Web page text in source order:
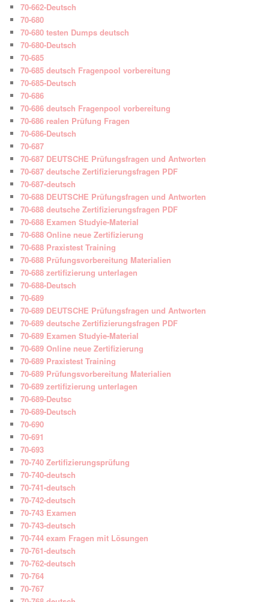
70-662-Deutsch
70-680
70-680 testen Dumps deutsch
70-680-Deutsch
70-685
70-685 deutsch Fragenpool vorbereitung
70-685-Deutsch
70-686
70-686 deutsch Fragenpool vorbereitung
70-686 realen Prüfung Fragen
70-686-Deutsch
70-687
70-687 DEUTSCHE Prüfungsfragen und Antworten
70-687 deutsche Zertifizierungsfragen PDF
70-687-deutsch
70-688 DEUTSCHE Prüfungsfragen und Antworten
70-688 deutsche Zertifizierungsfragen PDF
70-688 Examen Studyie-Material
70-688 Online neue Zertifizierung
70-688 Praxistest Training
70-688 Prüfungsvorbereitung Materialien
70-688 zertifizierung unterlagen
70-688-Deutsch
70-689
70-689 DEUTSCHE Prüfungsfragen und Antworten
70-689 deutsche Zertifizierungsfragen PDF
70-689 Examen Studyie-Material
70-689 Online neue Zertifizierung
70-689 Praxistest Training
70-689 Prüfungsvorbereitung Materialien
70-689 zertifizierung unterlagen
70-689-Deutsc
70-689-Deutsch
70-690
70-691
70-693
70-740 Zertifizierungsprüfung
70-740-deutsch
70-741-deutsch
70-742-deutsch
70-743 Examen
70-743-deutsch
70-744 exam Fragen mit Lösungen
70-761-deutsch
70-762-deutsch
70-764
70-767